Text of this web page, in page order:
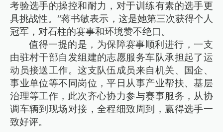
考验选手的操控和耐力，对于训练有素的选手更
具挑战性。”蒋书敏表示，这是她第三次获得个人
冠军，对石柱的赛事和环境赞不绝口。
值得一提的是，为保障赛事顺利进行，一支
由驻村干部自发组建的志愿服务车队承担起了运
动员接送工作。这支队伍成员来自机关、国企、
事业单位等不同岗位，平日从事产业帮扶、基层
治理等工作，此次齐心协力参与赛事服务，从协
调车辆到现场对接，全程细致周到，赢得选手一
致好评。